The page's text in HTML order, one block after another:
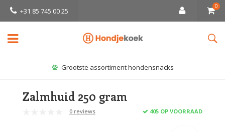
+31 85 745 00 25
0
Grootste assortiment hondensnacks
Zalmhuid 250 gram
0 reviews 405 OP VOORRAAD